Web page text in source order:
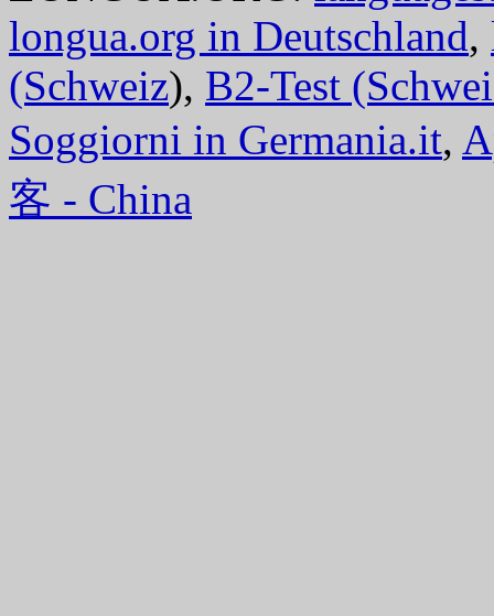
longua.org in Deutschland,
(Schweiz), B2-Test
Soggiorni in Germania.it,
客 - China